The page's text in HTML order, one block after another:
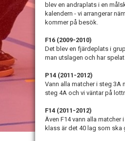
blev en andraplats i en
kalendern - vi arrangerar
kommer på besök.
F16 (2009-2010)
Det blev en fjärdeplats i
man utslagen och har
P14 (2011-2012)
Vann alla matcher i steg 3A
steg 4A och vi väntar på
F14 (2011-2012)
Även F14 vann alla
klass är det 40 lag som